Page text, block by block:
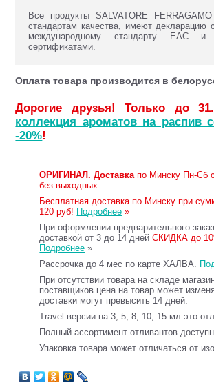
Все продукты SALVATORE FERRAGAMO
стандартам качества, имеют декларацию
международному стандарту ЕАС и
сертификатами.
Оплата товара производится в
Дорогие друзья! Только до
коллекция ароматов на распив
-20%!
ОРИГИНАЛ. Доставкапо Минску Пн-Сб
без выходных.
Бесплатная доставка по Минску при
120 руб! Подробнее »
При оформлении предварительного
доставкой от 3 до 14 днейСКИДКА до
Подробнее »
Рассрочка до 4 мес по карте ХАЛВА.
При отсутствии товара на складе
поставщиков цена на товар может
доставки могут превысить 14 дней.
Travel версии на 3, 5, 8, 10, 15 мл это
Полный ассортимент отливантов
Упаковка товара может отличаться от